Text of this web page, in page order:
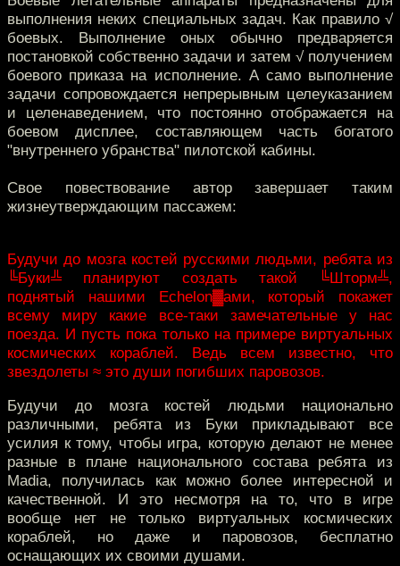
выполнения неких специальных задач. Как правило √
боевых. Выполнение оных обычно предваряется
постановкой собственно задачи и затем √ получением
боевого приказа на исполнение. А само выполнение
задачи сопровождается непрерывным целеуказанием
и целенаведением, что постоянно отображается на
боевом дисплее, составляющем часть богатого
"внутреннего убранства" пилотской кабины.
Свое повествование автор завершает таким
жизнеутверждающим пассажем:
Будучи до мозга костей русскими людьми, ребята из
╚Буки╩ планируют создать такой ╚Шторм╩,
поднятый нашими Echelon▓ами, который покажет
всему миру какие все-таки замечательные у нас
поезда. И пусть пока только на примере виртуальных
космических кораблей. Ведь всем известно, что
звездолеты ≈ это души погибших паровозов.
Будучи до мозга костей людьми национально
различными, ребята из Буки прикладывают все
усилия к тому, чтобы игра, которую делают не менее
разные в плане национального состава ребята из
Madiа, получилась как можно более интересной и
качественной. И это несмотря на то, что в игре
вообще нет не только виртуальных космических
кораблей, но даже и паровозов, бесплатно
оснащающих их своими душами.